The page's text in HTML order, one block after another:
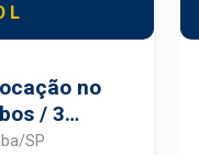
L
no
/ 3
SP